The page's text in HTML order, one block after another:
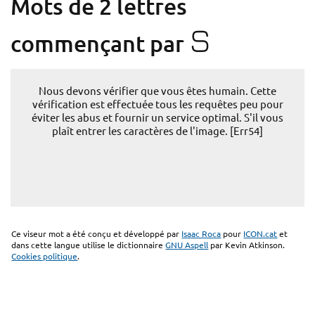
Mots de 2 lettres
commençant par S
Nous devons vérifier que vous êtes humain. Cette
vérification est effectuée tous les requêtes peu pour
éviter les abus et fournir un service optimal. S'il vous
plaît entrer les caractères de l'image. [Err54]
Ce viseur mot a été conçu et développé par Isaac Roca pour ICON.catet
dans cette langue utilise le dictionnaireGNU Aspell par Kevin Atkinson.
Cookies politique.